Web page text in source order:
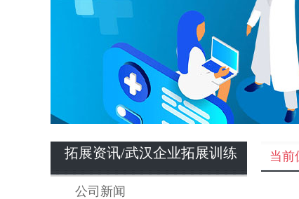
拓展资讯/武汉企业拓展训练
公司新闻
当前